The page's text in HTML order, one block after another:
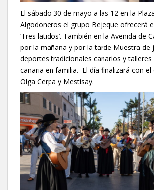
El sábado 30 de mayo a las 12 en la
Algodoneros el grupo Bejeque ofrecerá
‘Tres latidos’. También en la Avenida de
por la mañana y por la tarde Muestra de
deportes tradicionales canarios y talleres
canaria en familia. El día finalizará con el
Olga Cerpa y Mestisay.